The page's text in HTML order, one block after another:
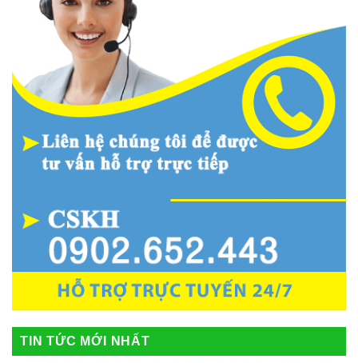
TIN TỨC MỚI NHẤT